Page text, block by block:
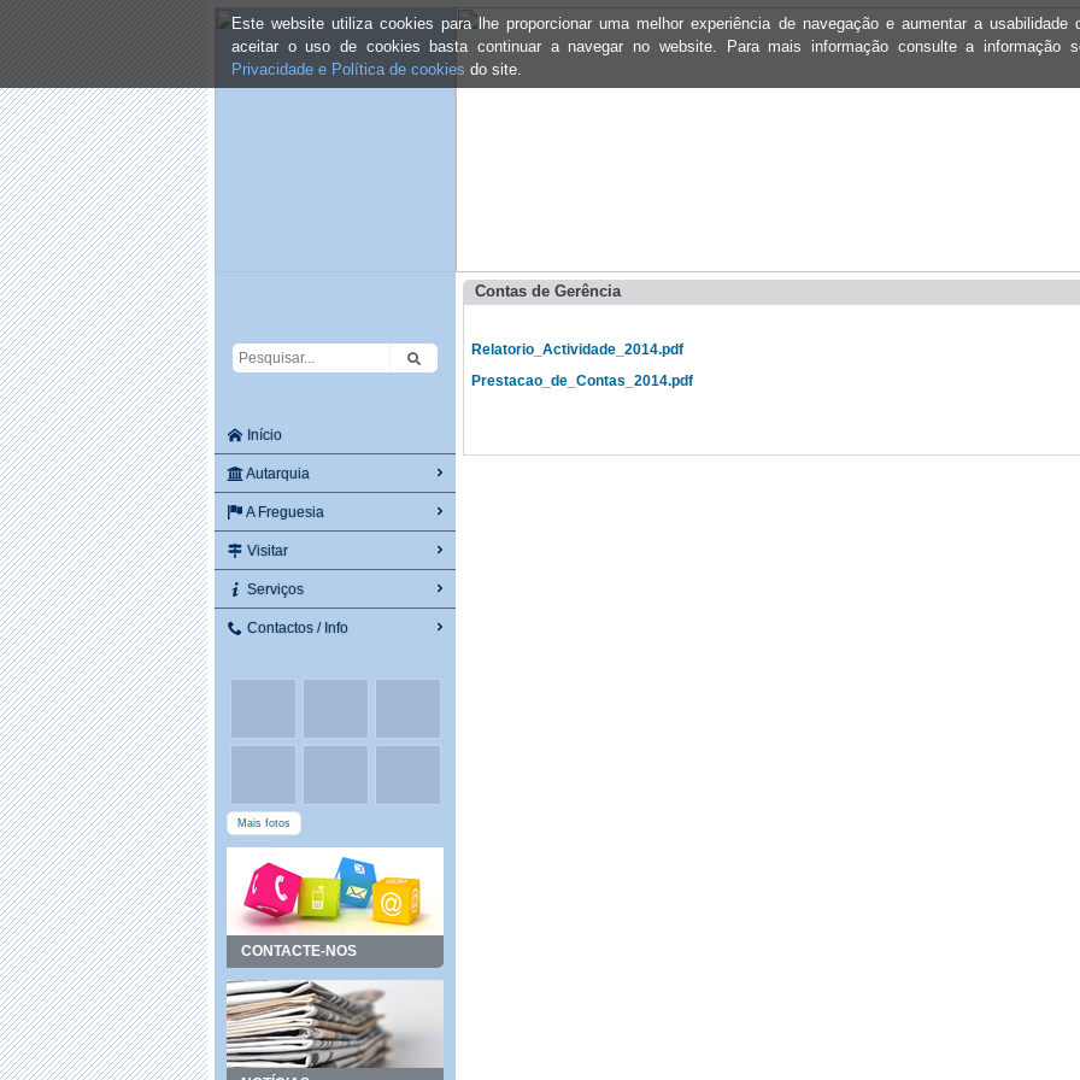
Este website utiliza cookies para lhe proporcionar uma melhor experiência de navegação e aumentar a usabilidade
aceitar o uso de cookies basta continuar a navegar no website. Para mais informação consulte a informação
Privacidade e Política de cookies do site.
Início
Autarquia
A Freguesia
Visitar
Serviços
Contactos / Info
Mais fotos
CONTACTE-NOS
Contas de Gerência
Relatorio_Actividade_2014.pdf
Prestacao_de_Contas_2014.pdf